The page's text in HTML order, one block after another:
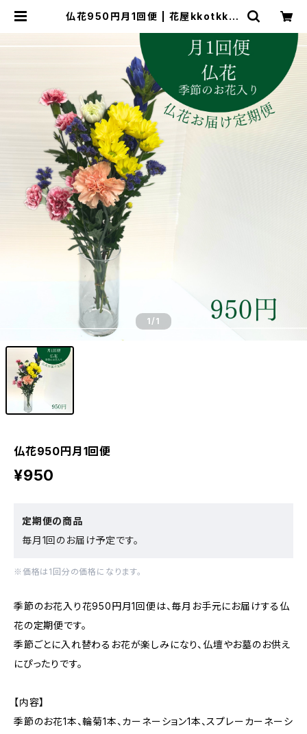
仏花950円月1回便 | 花屋kkotkkot
1/1
仏花950円月1回便
¥950
定期便の商品
毎月1回のお届け予定です。
※価格は1回分の価格になります。
季節のお花入り花950円月1回便は、毎月お手元にお届けする仏
花の定期便です。
季節ごとに入れ替わるお花が楽しみになり、仏壇やお墓のお供え
にぴったりです。
【内容】
季節のお花1本、輪菊1本、カーネーション1本、スプレーカーネーシ